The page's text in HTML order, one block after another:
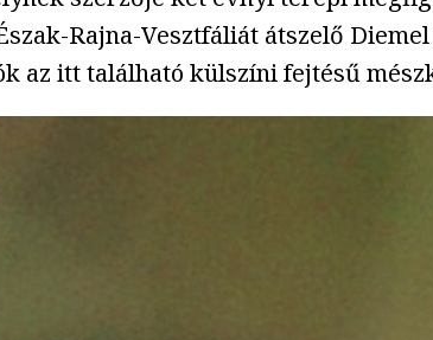
Rajna-Vesztfáliát átszelő
az itt található külszíni fejtésű